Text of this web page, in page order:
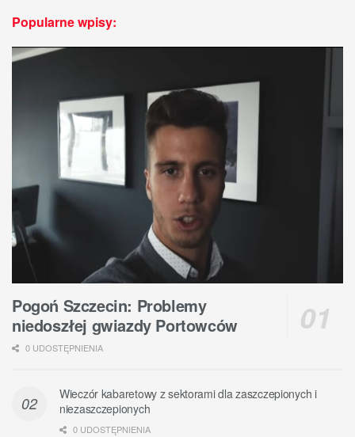
Popularne wpisy:
Pogoń Szczecin: Problemy
niedoszłej gwiazdy Portowców
0 UDOSTĘPNIENIA
Wieczór kabaretowy z sektorami dla zaszczepionych i
niezaszczepionych
0 UDOSTĘPNIENIA